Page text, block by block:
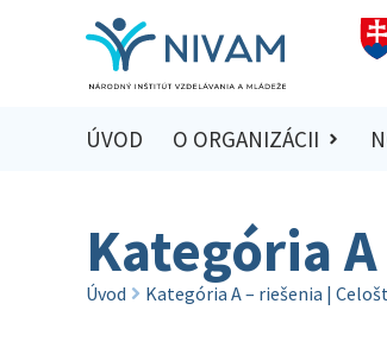
ÚVOD O ORGANIZÁCII
Kategória
Úvod Kategória A – riešenia |